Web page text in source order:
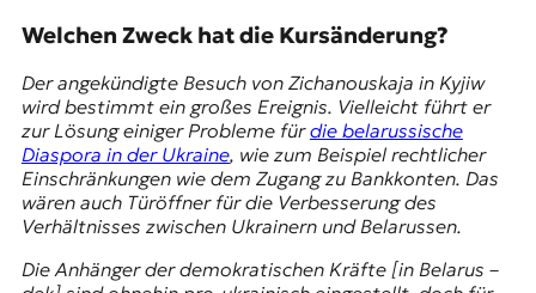
Welchen Zweck hat die Kursänderung?
Der angekündigte Besuch von Zichanouskaja in Kyjiw
wird bestimmt ein großes Ereignis. Vielleicht führt er
zur Lösung einiger Probleme fürdie belarussische
Diaspora in der Ukraine, wie zum Beispiel rechtlicher
Einschränkungen wie dem Zugang zu Bankkonten. Das
wären auch Türöffner für die Verbesserung des
Verhältnisses zwischen Ukrainern und Belarussen.
Die Anhänger der demokratischen Kräfte [in Belarus –